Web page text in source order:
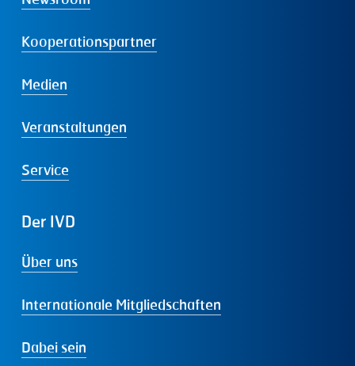
Kooperationspartner
Medien
Veranstaltungen
Service
Der IVD
Über uns
Internationale Mitgliedschaften
Dabei sein